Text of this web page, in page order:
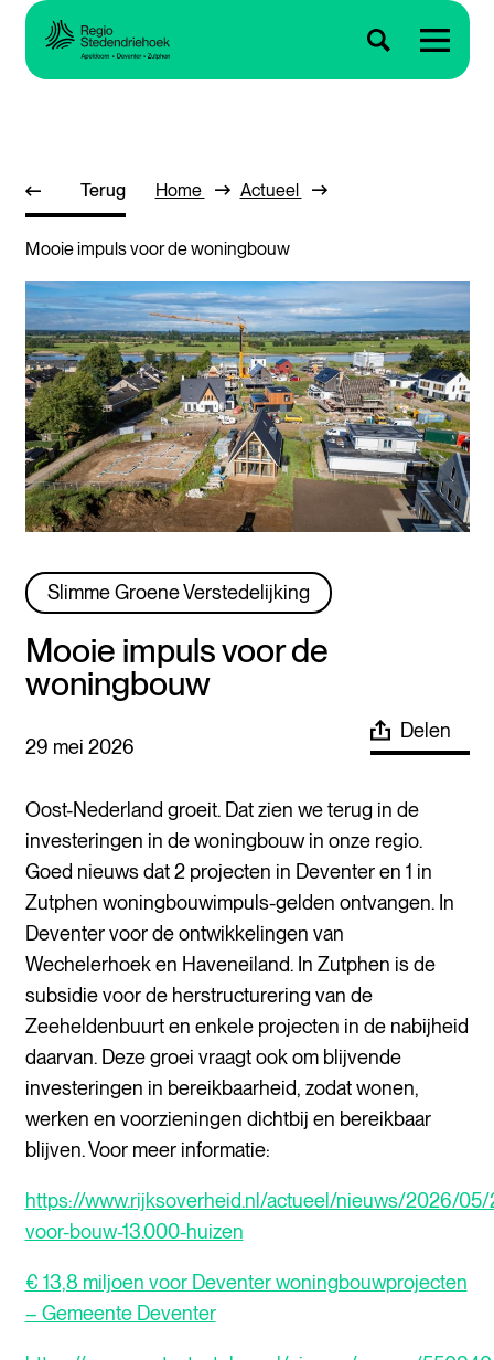
Terug Home Actueel
Mooie impuls voor de woningbouw
Slimme Groene Verstedelijking
Mooie impuls voor de
woningbouw
29 mei 2026
Delen
Oost-Nederland groeit. Dat zien we terug in de
investeringen in de woningbouw in onze regio.
Goed nieuws dat 2 projecten in Deventer en 1 in
Zutphen woningbouwimpuls-gelden ontvangen. In
Deventer voor de ontwikkelingen van
Wechelerhoek en Haveneiland. In Zutphen is de
subsidie voor de herstructurering van de
Zeeheldenbuurt en enkele projecten in de nabijheid
daarvan. Deze groei vraagt ook om blijvende
investeringen in bereikbaarheid, zodat wonen,
werken en voorzieningen dichtbij en bereikbaar
blijven. Voor meer informatie:
https://www.rijksoverheid.nl/actueel/nieuws/2026/
voor-bouw-13.000-huizen
€ 13,8 miljoen voor Deventer woningbouwprojecten
– Gemeente Deventer